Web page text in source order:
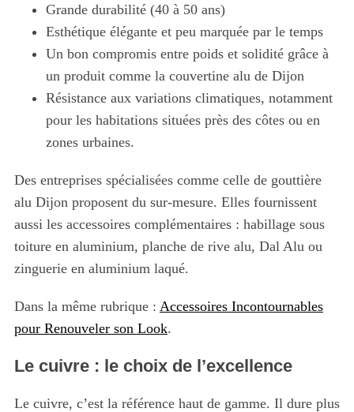
Grande durabilité (40 à 50 ans)
Esthétique élégante et peu marquée par le temps
Un bon compromis entre poids et solidité grâce à
un produit comme la couvertine alu de Dijon
Résistance aux variations climatiques, notamment
pour les habitations situées près des côtes ou en
zones urbaines.
Des entreprises spécialisées comme celle de gouttière
alu Dijon proposent du sur-mesure. Elles fournissent
aussi les accessoires complémentaires : habillage sous
toiture en aluminium, planche de rive alu, Dal Alu ou
zinguerie en aluminium laqué.
Dans la même rubrique : Accessoires Incontournables
pour Renouveler son Look.
Le cuivre : le choix de l’excellence
Le cuivre, c’est la référence haut de gamme. Il dure plus